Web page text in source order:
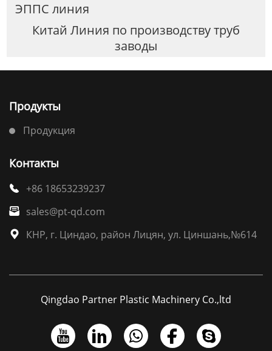
ЭППС линия
Китай Линия по производству труб
заводы
Продукты
Продукция
Контакты
 +86 18653239237
 sales@pt-qd.com
 КНР, г. Циндао, район Лицян, ул. Циншань,№614
Qingdao Partner Plastic Machinery Co.,ltd
    